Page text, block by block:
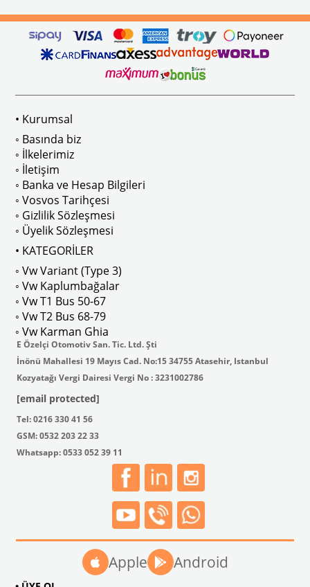
sürüş esnasında doğrudan gelen güneş ışığını keserek görüş
isteyenler için tercih edilir.
Ghia Modelleri İle Uyumludur
: AC711500 / 80500
VWC Parça No: 4-4126 1960-1967 Yılları Arasındaki T1
1968-1979 Yılları Arasındaki T2
• Kurumsal
◦ Basında biz
◦ İlkelerimiz
◦ İletişim
◦ Banka ve Hesap Bilgileri
◦ Vosvos Tarihçesi
◦ Gizlilik Sözleşmesi
◦ Üyelik Sözleşmesi
• KATEGORİLER
◦ Vw Variant (Type 3)
◦ Vw Kaplumbağalar
◦ Vw T1 Bus 50-67
◦ Vw T2 Bus 68-79
◦ Vw Karman Ghia
E Özelçi Otomotiv San. Tic. Ltd. Şti
İnönü Mahallesi 19 Mayıs Cad. No:15 34755 Atasehir, Istanbul
Kozyatağı Vergi Dairesi Vergi No : 3231002786
[email protected]
Tel: 0216 330 41 56
GSM: 0532 203 22 33
Whatsapp: 0533 052 39 11
Apple Android